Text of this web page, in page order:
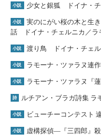
小説 少女と銀狐 ドイナ・
小説
実のにがい桜の木と生
話 ドイナ・チェルニカ／ラ
小説 渡り鳥 ドイナ・チェ
小説 ラモーナ・ツァラヌ連
小説 ラモーナ・ツァラヌ『蓮
詩 ルチアン・ブラガ詩集 ラ
小説 ビューチーコンテスト
小説 虚構探偵―『三四郎』